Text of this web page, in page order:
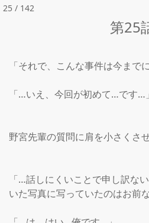
25 / 142
第25
「それで、こんな事件は今まで
「…いえ、今回が初めて…です…」
野宮先輩の質問に肩を小さくさ
「…話しにくいことで申し訳な
いた写真に写っていたのはお前